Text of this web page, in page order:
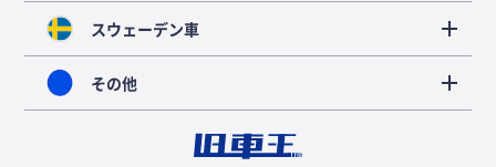
スウェーデン車
その他